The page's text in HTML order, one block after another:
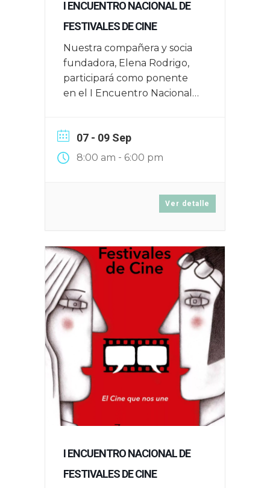
I ENCUENTRO NACIONAL DE
FESTIVALES DE CINE
Nuestra compañera y socia
fundadora, Elena Rodrigo,
participará como ponente
en el I Encuentro Nacional
16, 17 y 18 de junio de 2025
07 - 09 Sep
8:00 am - 6:00 pm
Ver detalle
I ENCUENTRO NACIONAL DE
FESTIVALES DE CINE